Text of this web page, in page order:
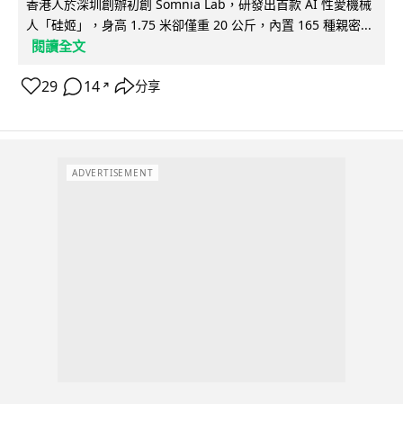
香港人於深圳創辦初創 Somnia Lab，研發出首款 AI 性愛機械
人「硅姬」，身高 1.75 米卻僅重 20 公斤，內置 165 種親密...
閱讀全文
29 14 ↗ 分享
ADVERTISEMENT